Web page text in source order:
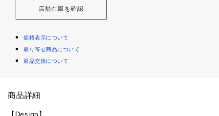
店舗在庫を確認
価格表示について
取り寄せ商品について
返品交換について
商品詳細
【Design】